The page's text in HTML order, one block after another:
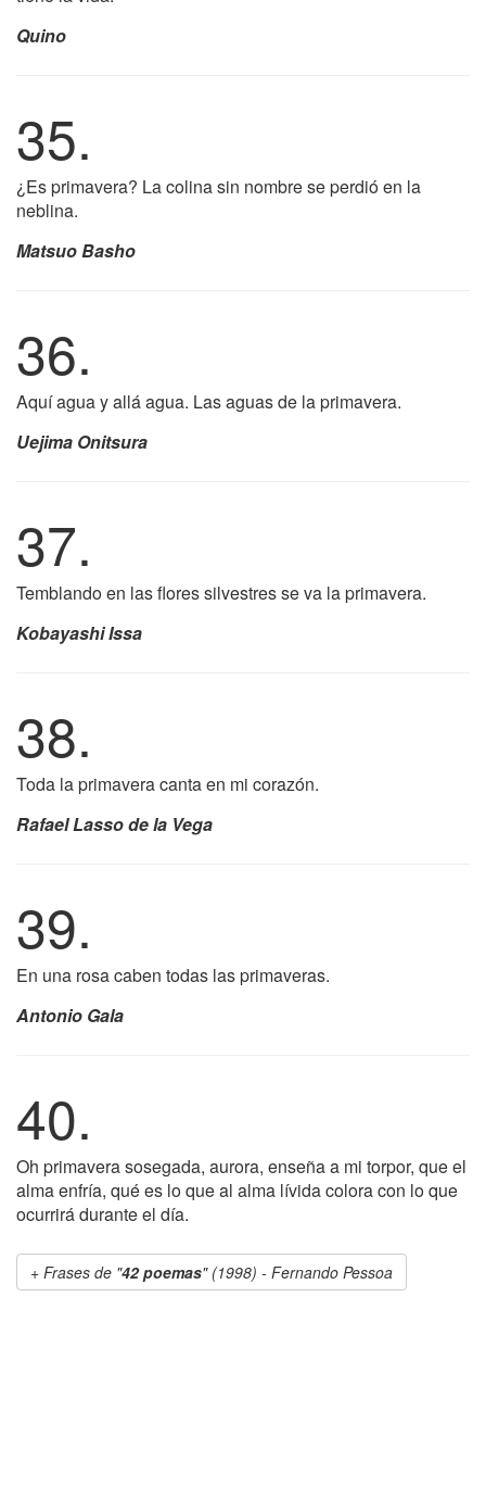
Quino
35.
¿Es primavera? La colina sin nombre se perdió en la
neblina.
Matsuo Basho
36.
Aquí agua y allá agua. Las aguas de la primavera.
Uejima Onitsura
37.
Temblando en las flores silvestres se va la primavera.
Kobayashi Issa
38.
Toda la primavera canta en mi corazón.
Rafael Lasso de la Vega
39.
En una rosa caben todas las primaveras.
Antonio Gala
40.
Oh primavera sosegada, aurora, enseña a mi torpor, que el
alma enfría, qué es lo que al alma lívida colora con lo que
ocurrirá durante el día.
Frases de "42 poemas" (1998) - Fernando Pessoa